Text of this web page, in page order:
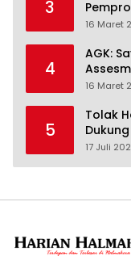
3
16 Maret
4
AGK:
16 Maret
5
Tolak
17 Juli